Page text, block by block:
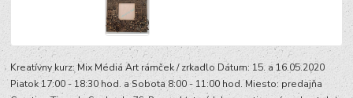
Kreatívny kurz: Mix Médiá Art rámček / zrkadlo Dátum: 15. a 16.05.2020
Piatok 17:00 - 18:30 hod. a Sobota 8:00 - 11:00 hod. Miesto: predajňa